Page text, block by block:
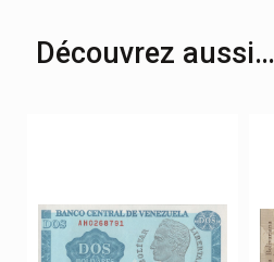
Découvrez aussi…